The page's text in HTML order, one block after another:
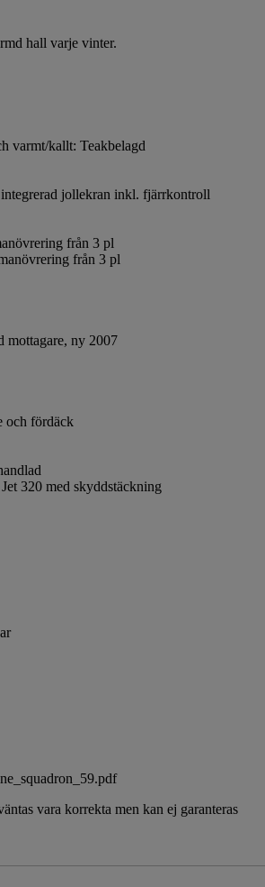
hall varje vinter.
varmt/kallt: Teakbelagd
jollekran inkl. fjärrkontroll
från 3 pl
från 3 pl
mottagare, ny 2007
och fördäck
320 med skyddstäckning
vara korrekta men kan ej garanteras